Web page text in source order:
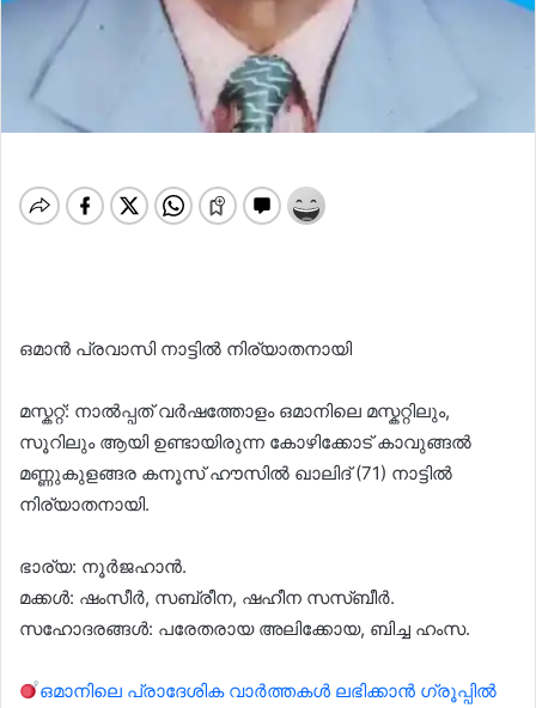
ഒമാൻ പ്രവാസി നാട്ടിൽ നിര്യാതനായി
മസ്കറ്റ്: നാൽപ്പത് വർഷത്തോളം ഒമാനിലെ മസ്കറ്റിലും,
സൂറിലും ആയി ഉണ്ടായിരുന്ന കോഴിക്കോട് കാവുങ്ങൽ
മണ്ണുകുളങ്ങര കനൂസ് ഹൗസിൽ ഖാലിദ് (71) നാട്ടിൽ
നിര്യാതനായി.
ഭാര്യ: നൂർജഹാൻ.
മക്കൾ: ഷംസീർ, സബ്രീന, ഷഹീന സസ്ബീർ.
സഹോദരങ്ങൾ: പരേതരായ അലിക്കോയ, ബിച്ച ഹംസ.
ഒമാനിലെ പ്രാദേശിക വാർത്തകൾ ലഭിക്കാൻ ഗ്രൂപ്പിൽ